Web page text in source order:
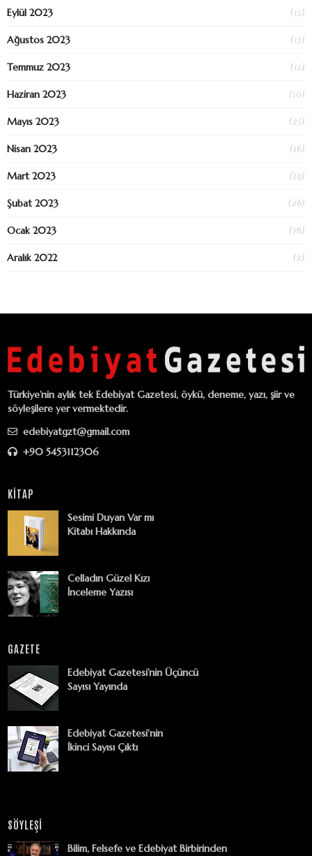
Eylül 2023 (15)
Ağustos 2023 (13)
Temmuz 2023 (15)
Haziran 2023 (10)
Mayıs 2023 (25)
Nisan 2023 (16)
Mart 2023 (19)
Şubat 2023 (26)
Ocak 2023 (76)
Aralık 2022 (2)
Türkiye’nin aylık tek Edebiyat Gazetesi, öykü, deneme, yazı, şiir ve
söyleşilere yer vermektedir.
edebiyatgzt@gmail.com
+90 5453112306
KİTAP
Sesimi Duyan Var mı
Kitabı Hakkında
Celladın Güzel Kızı
İnceleme Yazısı
GAZETE
Edebiyat Gazetesi’nin Üçüncü
Sayısı Yayında
Edebiyat Gazetesi'nin
İkinci Sayısı Çıktı
SÖYLEŞİ
Bilim, Felsefe ve Edebiyat Birbirinden